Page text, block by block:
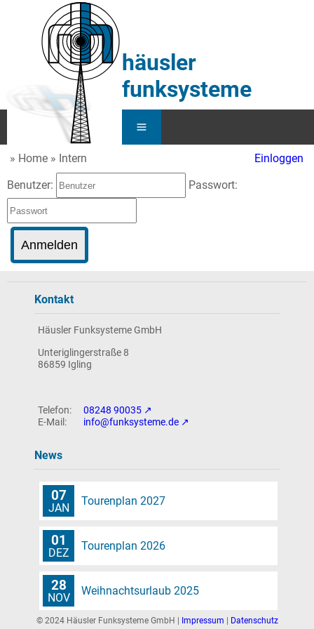
häusler
funksysteme
Service
News
Home Intern
Einloggen
Benutzer:
Passwort:
Kontakt
Häusler Funksysteme GmbH
Unteriglingerstraße 8
86859 Igling
08248 90035
info@funksysteme.de
News
07
JAN
Tourenplan 2027
01
DEZ
Tourenplan 2026
28
NOV
Weihnachtsurlaub 2025
© 2024 Häusler Funksysteme GmbH | Impressum Datenschutz